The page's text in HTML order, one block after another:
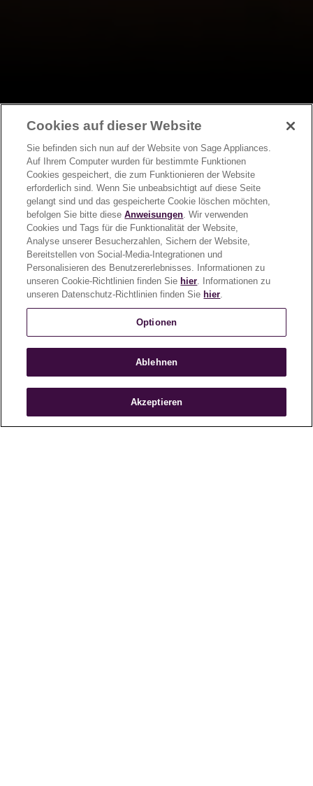
Third Wave-
Kaffeespezialitäten
zuhause genießen
Gehen Sie mit uns auf Reise durch die Welt
des Kaffees und erhalten Sie Rezepte,
Tutorials und Tipps - so lernen Sie alles über
die perfekte Kaffeezubereitung.
Video abspielen
Cookies auf dieser Website
Sie befinden sich nun auf der Website von Sage Appliances.
Auf Ihrem Computer wurden für bestimmte Funktionen
Cookies gespeichert, die zum Funktionieren der Website
erforderlich sind. Wenn Sie unbeabsichtigt auf diese Seite
gelangt sind und das gespeicherte Cookie löschen möchten,
befolgen Sie bitte dieseAnweisungen. Wir verwenden
Cookies und Tags für die Funktionalität der Website,
Analyse unserer Besucherzahlen, Sichern der Website,
Bereitstellen von Social-Media-Integrationen und
Personalisieren des Benutzererlebnisses. Informationen zu
unseren Cookie-Richtlinien finden Sie hier. Informationen zu
unseren Datenschutz-Richtlinien finden Sie hier.
Optionen
Ablehnen
Akzeptieren